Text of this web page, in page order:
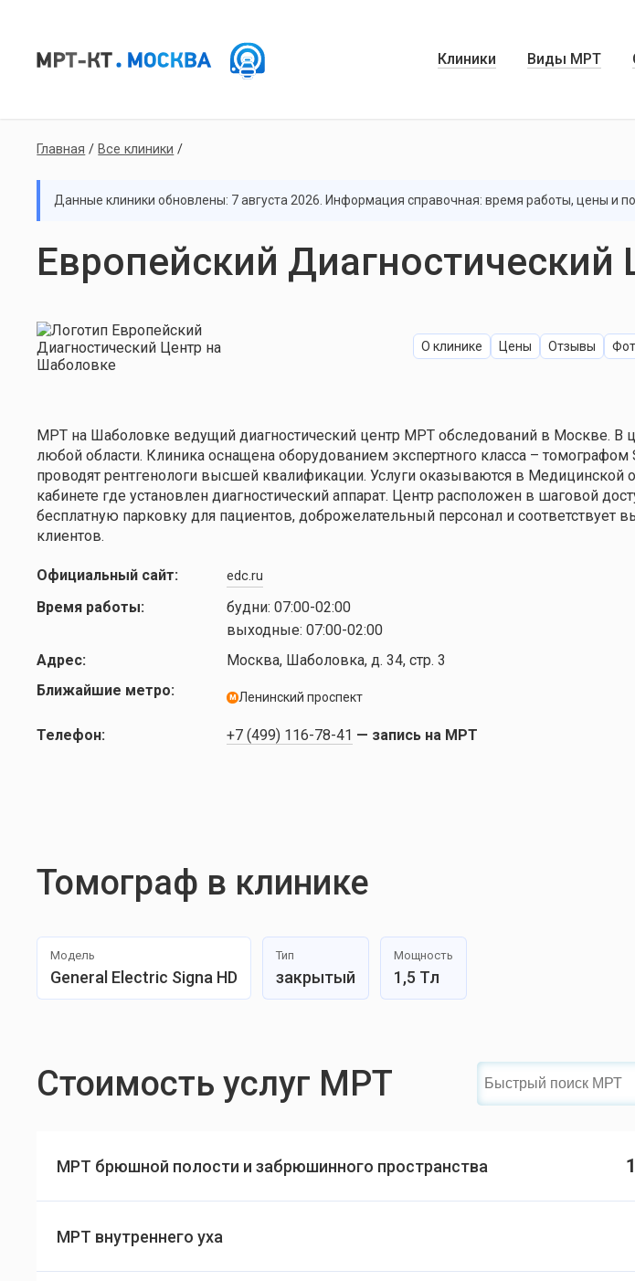
Клиники Виды МРТ
Главная / Все клиники /
Данные клиники обновлены: 7 августа 2026. Информация справочная: время работы, цены и
Европейский
О клинике Цены Отзывы
МРТ на Шаболовке ведущий диагностический центр МРТ обследований в Москве. В
любой области. Клиника оснащена оборудованием экспертного класса – томографом
проводят рентгенологи высшей квалификации. Услуги оказываются в Медицинской
кабинете где установлен диагностический аппарат. Центр расположен в шаговой
бесплатную парковку для пациентов, доброжелательный персонал и соответствует
клиентов.
Официальный сайт: edc.ru
Время работы: будни: 07:00-02:00
выходные: 07:00-02:00
Адрес:
Москва, Шаболовка, д. 34, стр. 3
Ближайшие метро:
м Ленинский проспект
Телефон: +7 (499) 116-78-41 — запись на МРТ
Томограф в клинике
Модель
General Electric Signa HD
Тип
закрытый
Мощность
1,5 Тл
Стоимость услуг МРТ
МРТ брюшной полости и забрюшинного пространства
МРТ внутреннего уха